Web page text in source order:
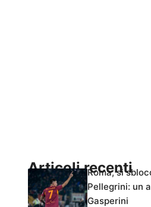
Articoli recenti
Roma, si
Pellegrini: un
Gasperini